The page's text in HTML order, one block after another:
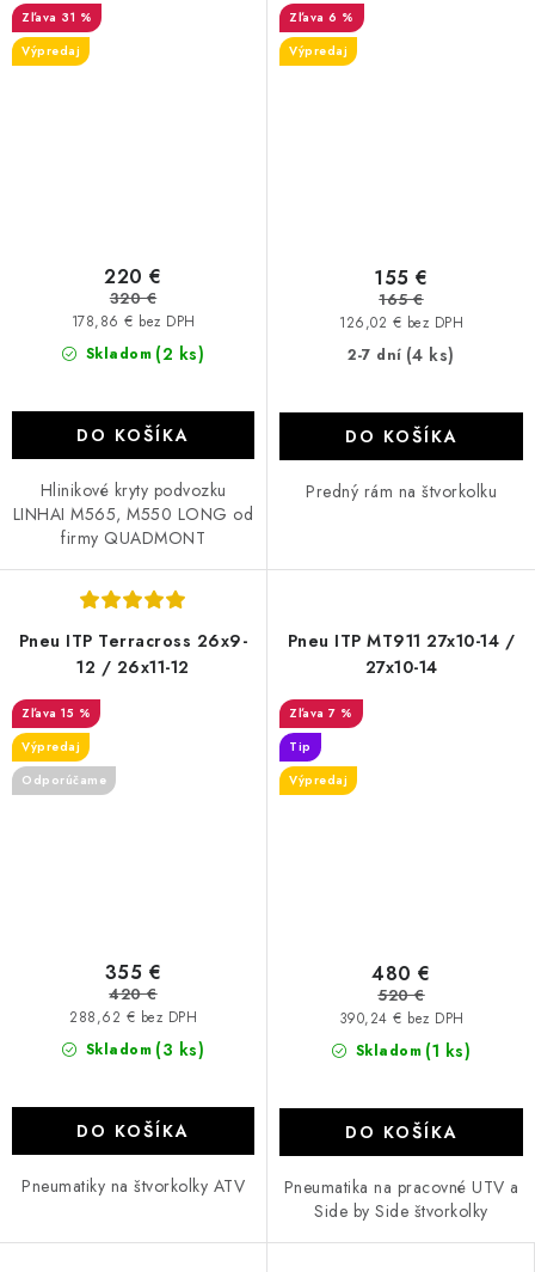
31 %
Výpredaj
Skladom (2 ks)
178,86 € bez DPH
220 €
320 €
DO KOŠÍKA
Hlinikové kryty podvozku
LINHAI M565, M550 LONG od
firmy QUADMONT
6 %
Výpredaj
2-7 dní (4 ks)
126,02 € bez DPH
155 €
165 €
DO KOŠÍKA
Predný rám na štvorkolku
Pneu ITP Terracross 26x9-
12 / 26x11-12
15 %
Výpredaj
Odporúčame
Skladom (3 ks)
288,62 € bez DPH
355 €
420 €
DO KOŠÍKA
Pneumatiky na štvorkolky ATV
Pneu ITP MT911 27x10-14 /
27x10-14
7 %
Tip
Výpredaj
Skladom (1 ks)
390,24 € bez DPH
480 €
520 €
DO KOŠÍKA
Pneumatika na pracovné UTV a
Side by Side štvorkolky